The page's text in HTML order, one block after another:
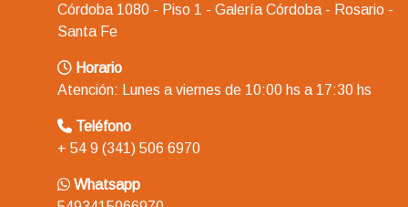
Córdoba 1080 - Piso 1 - Galería Córdoba - Rosario -
Santa Fe
Horario
Atención: Lunes a viernes de 10:00 hs a 17:30 hs
Teléfono
+ 54 9 (341) 506 6970
Whatsapp